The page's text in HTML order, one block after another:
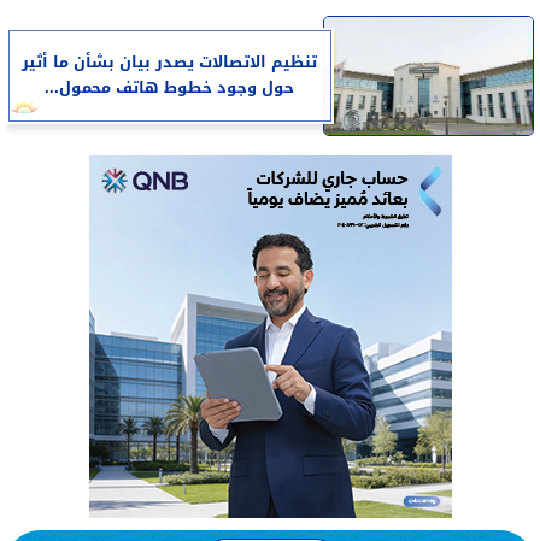
تنظيم الاتصالات يصدر بيان بشأن ما أثير
حول وجود خطوط هاتف محمول...